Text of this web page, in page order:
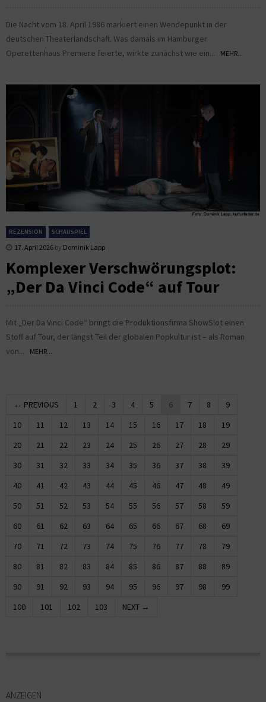
Die Nacht vom 18. April 1986 markiert einen Wendepunkt in der
deutschen Theaterlandschaft. Was damals im Hamburger
Operettenhaus Premiere feierte, wirkte zunächst wie ein...
MEHR...
REZENSION SCHAUSPIEL
17. April 2026 by Dominik Lapp
Komplexer Verschwörungsplot:
„Der Da Vinci Code“ auf Tour
Mit „Der Da Vinci Code“ bringt die Produktionsfirma ShowSlot einen
Stoff auf Tour, der längst Teil der globalen Popkultur ist – als Roman
von...
MEHR...
← PREVIOUS 1 2 3 4 5 6 7 8
9
10
11 12 13 14 15 16 17 18
19
20
21 22 23 24 25 26 27 28
29
30
31 32 33 34 35 36 37 38
39
40
41 42 43 44 45 46 47 48
49
50
51 52 53 54 55 56 57 58
59
60
61 62 63 64 65 66 67 68
69
70
71 72 73 74 75 76 77 78
79
80
81 82 83 84 85 86 87 88
89
90
91 92 93 94 95 96 97 98
99
100
101 102 103 NEXT →
ANZEIGEN